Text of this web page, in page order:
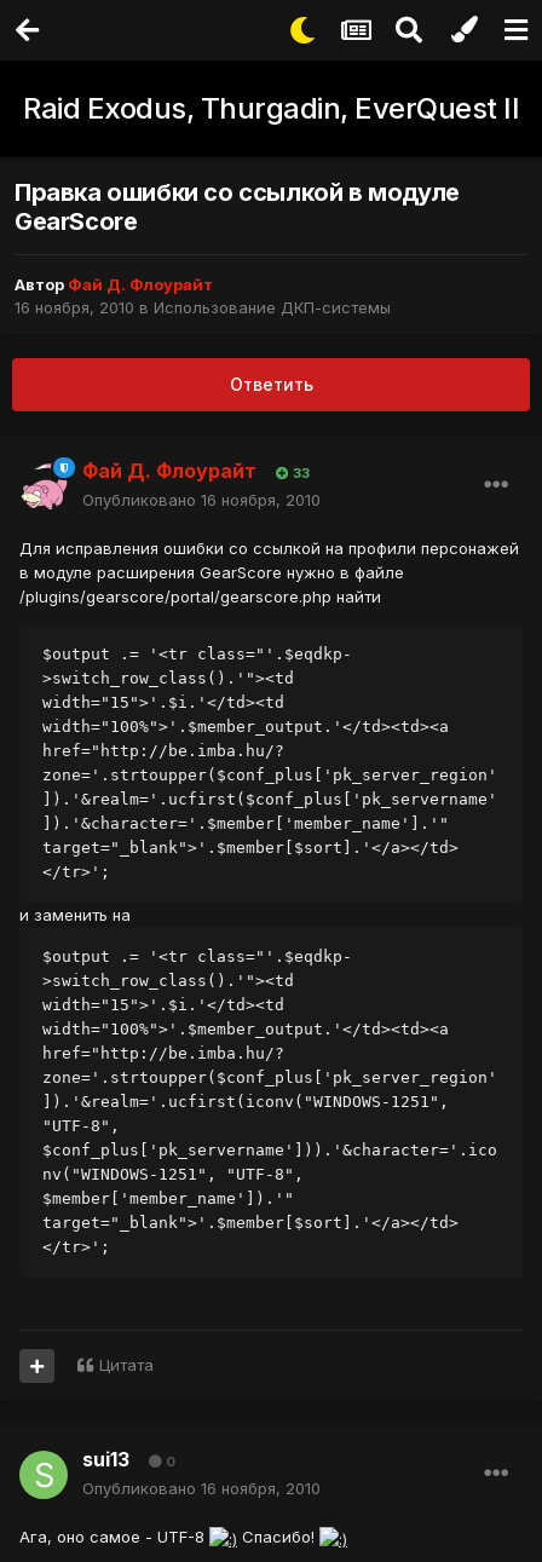
Raid Exodus, Thurgadin, EverQuest II
Правка ошибки со ссылкой в модуле
GearScore
Автор Фай Д. Флоурайт
16 ноября, 2010 в Использование ДКП-системы
Ответить
Фай Д. Флоурайт 33
Опубликовано 16 ноября, 2010
Для исправления ошибки со ссылкой на профили персонажей
в модуле расширения GearScore нужно в файле
/plugins/gearscore/portal/gearscore.php найти
$output .= '<tr class="'.$eqdkp-
>switch_row_class().'"><td
width="15">'.$i.'</td><td
width="100%">'.$member_output.'</td><td><a
href="http://be.imba.hu/?
zone='.strtoupper($conf_plus['pk_server_region'
]).'&realm='.ucfirst($conf_plus['pk_servername'
]).'&character='.$member['member_name'].'"
target="_blank">'.$member[$sort].'</a></td>
</tr>';
и заменить на
$output .= '<tr class="'.$eqdkp-
>switch_row_class().'"><td
width="15">'.$i.'</td><td
width="100%">'.$member_output.'</td><td><a
href="http://be.imba.hu/?
zone='.strtoupper($conf_plus['pk_server_region'
]).'&realm='.ucfirst(iconv("WINDOWS-1251",
"UTF-8",
$conf_plus['pk_servername'])).'&character='.ico
nv("WINDOWS-1251", "UTF-8",
$member['member_name']).'"
target="_blank">'.$member[$sort].'</a></td>
</tr>';
Цитата
sui13 0
Опубликовано 16 ноября, 2010
Ага, оно самое - UTF-8 Спасибо!